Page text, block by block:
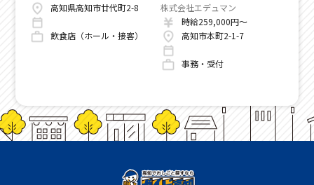
高知県高知市廿代町2-8
飲食店（ホール・接客）
株式会社エデュマン
時給259,000円～
高知市本町2-1-7
事務・受付